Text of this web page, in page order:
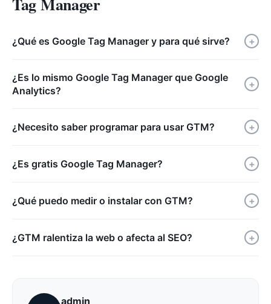
¿Qué es Google Tag Manager y para qué sirve? +
¿Es lo mismo Google Tag Manager que Google
Analytics?
+
¿Necesito saber programar para usar GTM? +
¿Es gratis Google Tag Manager? +
¿Qué puedo medir o instalar con GTM? +
¿GTM ralentiza la web o afecta al SEO? +
admin